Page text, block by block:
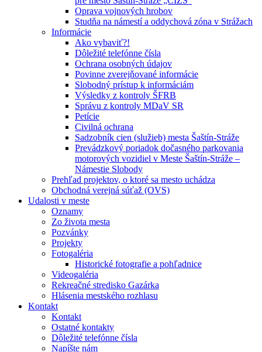
Oprava vojnových hrobov
Studňa na námestí a oddychová zóna v Strážach
Informácie
Ako vybaviť?!
Dôležité telefónne čísla
Ochrana osobných údajov
Povinne zverejňované informácie
Slobodný prístup k informáciám
Výsledky z kontroly ŠFRB
Správu z kontroly MDaV SR
Petície
Civilná ochrana
Sadzobník cien (služieb) mesta Šaštín-Stráže
Prevádzkový poriadok dočasného parkovania
motorových vozidiel v Meste Šaštín-Stráže –
Námestie Slobody
Prehľad projektov, o ktoré sa mesto uchádza
Obchodná verejná súťaž (OVS)
Udalosti v meste
Oznamy
Zo života mesta
Pozvánky
Projekty
Fotogaléria
Historické fotografie a pohľadnice
Videogaléria
Rekreačné stredisko Gazárka
Hlásenia mestského rozhlasu
Kontakt
Kontakt
Ostatné kontakty
Dôležité telefónne čísla
Napíšte nám